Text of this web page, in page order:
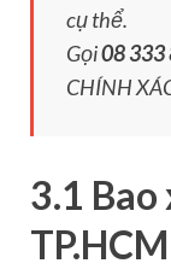
cụ thể.
Gọi08 333
CHÍNH
3.1